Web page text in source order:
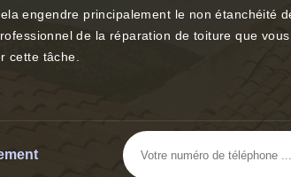
engendre principalement le non étanchéité
de la réparation de toiture que
cette tâche.